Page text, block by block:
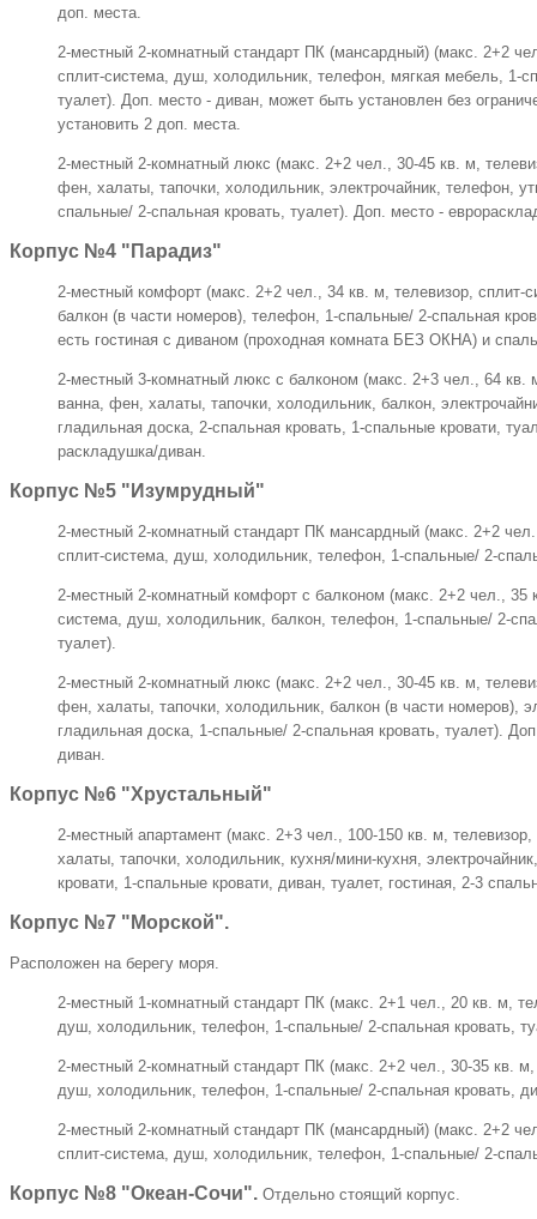
доп. места.
2-местный 2-комнатный стандарт ПК (мансардный) (макс. 2+2
сплит-система, душ, холодильник, телефон, мягкая мебель, 1-
туалет). Доп. место - диван, может быть установлен без
установить 2 доп. места.
2-местный 2-комнатный люкс (макс. 2+2 чел., 30-45 кв. м,
фен, халаты, тапочки, холодильник, электрочайник, телефон,
спальные/ 2-спальная кровать, туалет). Доп. место -
Корпус №4 "Парадиз"
2-местный комфорт (макс. 2+2 чел., 34 кв. м, телевизор, сплит-
балкон (в части номеров), телефон, 1-спальные/ 2-спальная
есть гостиная с диваном (проходная комната БЕЗ ОКНА) и
2-местный 3-комнатный люкс с балконом (макс. 2+3 чел., 64 кв.
ванна, фен, халаты, тапочки, холодильник, балкон,
гладильная доска, 2-спальная кровать, 1-спальные кровати,
раскладушка/диван.
Корпус №5 "Изумрудный"
2-местный 2-комнатный стандарт ПК мансардный (макс. 2+2
сплит-система, душ, холодильник, телефон, 1-спальные/ 2-
2-местный 2-комнатный комфорт с балконом (макс. 2+2 чел., 35
система, душ, холодильник, балкон, телефон, 1-спальные/ 2-
туалет).
2-местный 2-комнатный люкс (макс. 2+2 чел., 30-45 кв. м,
фен, халаты, тапочки, холодильник, балкон (в части номеров),
гладильная доска, 1-спальные/ 2-спальная кровать, туалет).
диван.
Корпус №6 "Хрустальный"
2-местный апартамент (макс. 2+3 чел., 100-150 кв. м,
халаты, тапочки, холодильник, кухня/мини-кухня,
кровати, 1-спальные кровати, диван, туалет, гостиная, 2-3
Корпус №7 "Морской".
Расположен на берегу моря.
2-местный 1-комнатный стандарт ПК (макс. 2+1 чел., 20 кв. м,
душ, холодильник, телефон, 1-спальные/ 2-спальная кровать,
2-местный 2-комнатный стандарт ПК (макс. 2+2 чел., 30-35 кв. м,
душ, холодильник, телефон, 1-спальные/ 2-спальная кровать,
2-местный 2-комнатный стандарт ПК (мансардный) (макс. 2+2
сплит-система, душ, холодильник, телефон, 1-спальные/ 2-
Корпус №8 "Океан-Сочи". Отдельно стоящий корпус.